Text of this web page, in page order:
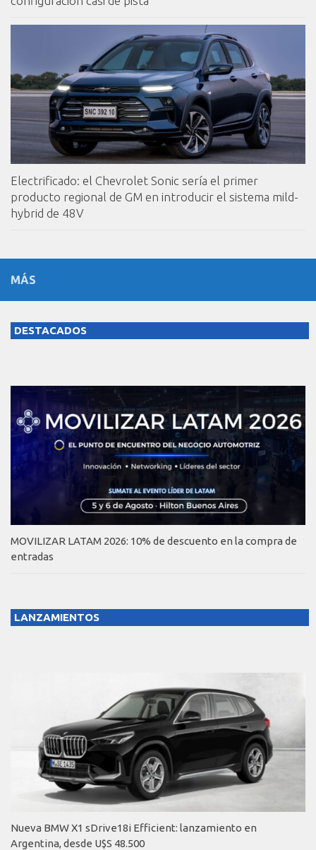
Electrificado: el Chevrolet Sonic sería el primer
producto regional de GM en introducir el sistema mild-
hybrid de 48V
MÁS
DESTACADOS
MOVILIZAR LATAM 2026: 10% de descuento en la compra de
entradas
LANZAMIENTOS
Nueva BMW X1 sDrive18i Efficient: lanzamiento en
Argentina, desde U$S 48.500